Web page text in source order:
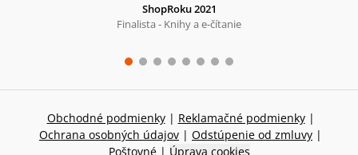
ShopRoku 2021
Finalista - Knihy a e-čítanie
Obchodné podmienky | Reklamačné podmienky |
Ochrana osobných údajov | Odstúpenie od zmluvy |
Poštovné | Úprava cookies